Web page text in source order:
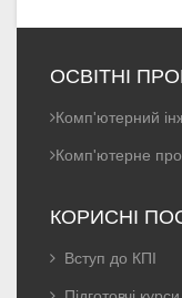
ОСВІТНІ
Комп'ютерний
Комп'ютерне
КОРИСНІ
Вступ до КПІ